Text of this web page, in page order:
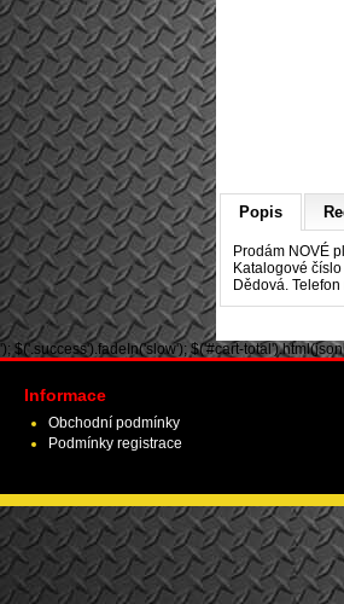
Popis
Prodám NOVÉ
Katalogové
Dědová.
'); $('.success').fadeIn('slow'); $('#cart-
Informace
Obchodní podmínky
Podmínky registrace